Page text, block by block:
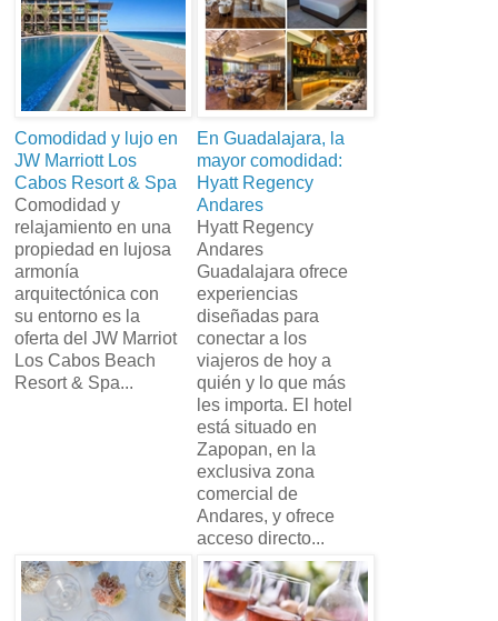
Comodidad y lujo en
JW Marriott Los
Cabos Resort & Spa
Comodidad y
relajamiento en una
propiedad en lujosa
armonía
arquitectónica con
su entorno es la
oferta del JW Marriot
Los Cabos Beach
Resort & Spa...
En Guadalajara, la
mayor comodidad:
Hyatt Regency
Andares
Hyatt Regency
Andares
Guadalajara ofrece
experiencias
diseñadas para
conectar a los
viajeros de hoy a
quién y lo que más
les importa. El hotel
está situado en
Zapopan, en la
exclusiva zona
comercial de
Andares, y ofrece
acceso directo...